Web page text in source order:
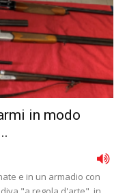
in modo
e in un armadio con